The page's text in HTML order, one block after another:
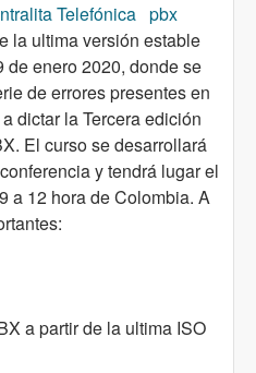
Telefónica pbx
la ultima versión estable
enero 2020, donde se
de errores presentes en
dictar la Tercera edición
El curso se desarrollará
y tendrá lugar el
a 12 hora de Colombia. A
a partir de la ultima ISO